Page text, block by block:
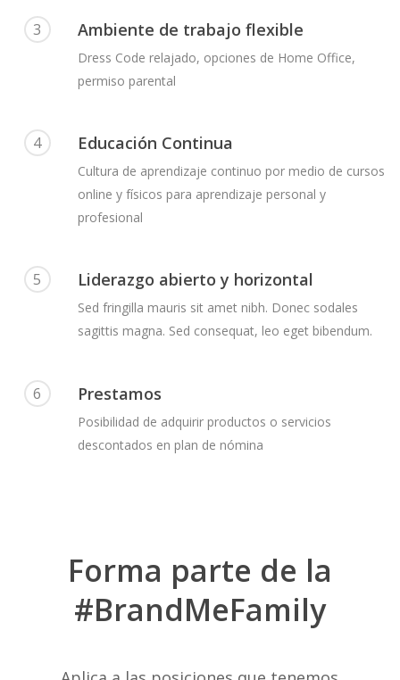
3 Ambiente de trabajo flexible
Dress Code relajado, opciones de Home Office,
permiso parental
4 Educación Continua
Cultura de aprendizaje continuo por medio de cursos
online y físicos para aprendizaje personal y
profesional
5 Liderazgo abierto y horizontal
Sed fringilla mauris sit amet nibh. Donec sodales
sagittis magna. Sed consequat, leo eget bibendum.
6 Prestamos
Posibilidad de adquirir productos o servicios
descontados en plan de nómina
Forma parte de la
#BrandMeFamily